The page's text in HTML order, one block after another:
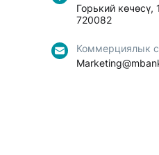
Горький
720082
Коммерциялык